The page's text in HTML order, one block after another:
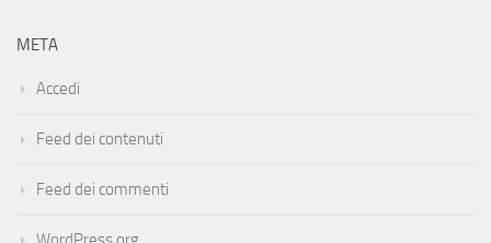
META
Accedi
Feed dei contenuti
Feed dei commenti